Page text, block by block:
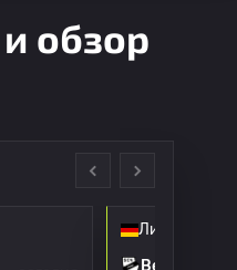
обзор
Лига 3
Верль